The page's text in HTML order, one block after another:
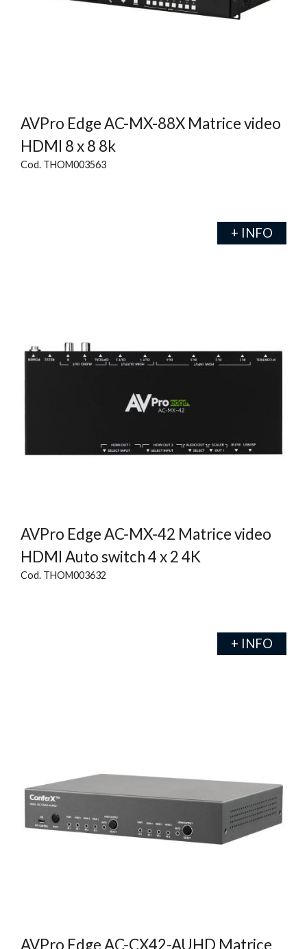
AVPro Edge AC-MX-88X Matrice video
HDMI 8 x 8 8k
Cod. THOM003563
+ INFO
AVPro Edge AC-MX-42 Matrice video
HDMI Auto switch 4 x 2 4K
Cod. THOM003632
+ INFO
AVPro Edge AC-CX42-AUHD Matrice